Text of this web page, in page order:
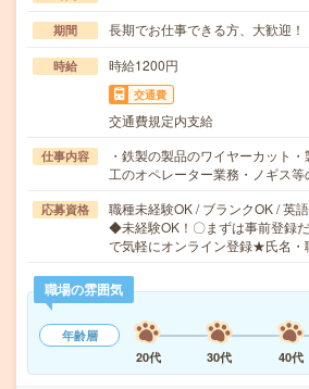
期間 長期でお仕事できる方、大歓迎！
時給 時給1200円
交通費
交通費規定内支給
仕事内容
・鉄製の製品のワイヤーカット
工のオペレーター業務・ノギス
応募資格
職種未経験OK / ブランクOK / 英
◆未経験OK！〇まずは事前登録
で気軽にオンライン登録★氏名
職場の雰囲気
年齢層
20代
30代 40代